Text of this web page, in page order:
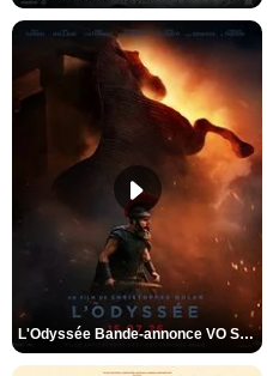
L'Odyssée Bande-annonce VO STFR